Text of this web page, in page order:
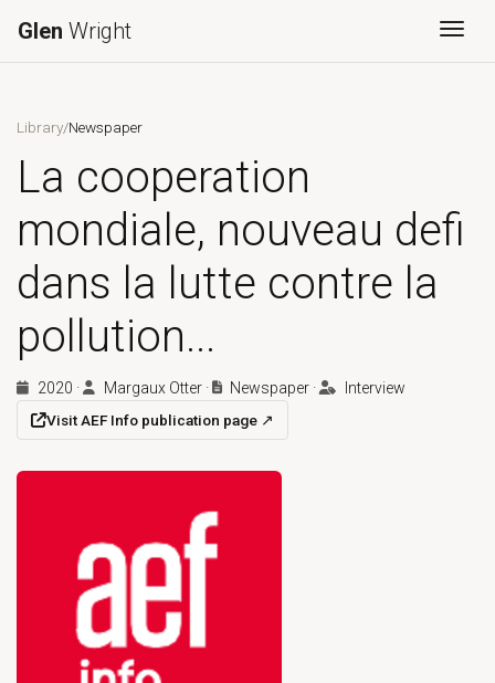
Glen Wright
Library/Newspaper
La cooperation
mondiale, nouveau defi
dans la lutte contre la
pollution...
2020 · Margaux Otter · Newspaper ·
Interview
Visit AEF Info publication page ↗
(opens in a new tab)